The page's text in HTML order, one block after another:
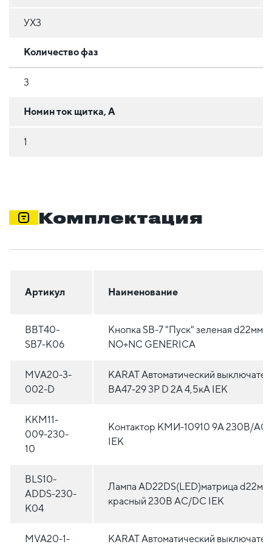
УХ3
Количество фаз
3
Номин ток щитка, А
1
Комплектация
Артикул Наименование
BBT40-
SB7-K06
Кнопка SВ-7 "Пуск" зеленая d22мм/
NO+NC GENERICA
MVA20-3-
002-D
KARAT Автоматический
ВА47-29 3P D 2А 4,5кА IEK
KKM11-
009-230-
10
Контактор КМИ-10910 9А 230В/
IEK
BLS10-
ADDS-230-
K04
Лампа AD22DS(LED)матрица d22мм
красный 230В AC/DC IEK
MVA20-1-
KARAT Автоматический